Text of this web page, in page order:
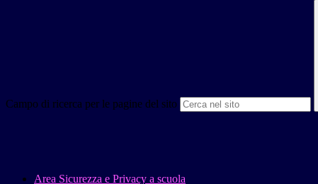
Campo di ricerca per le pagine del sito
Area Sicurezza e Privacy a scuola